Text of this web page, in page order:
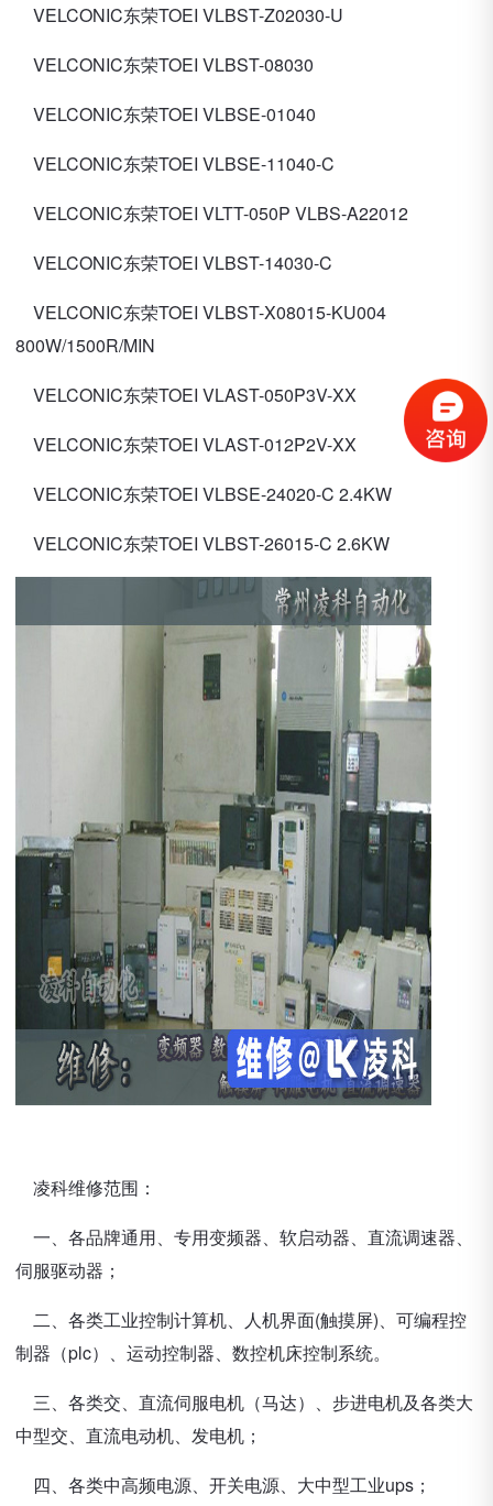
VELCONIC东荣TOEI VLBST-Z02030-U
VELCONIC东荣TOEI VLBST-08030
VELCONIC东荣TOEI VLBSE-01040
VELCONIC东荣TOEI VLBSE-11040-C
VELCONIC东荣TOEI VLTT-050P VLBS-A22012
VELCONIC东荣TOEI VLBST-14030-C
VELCONIC东荣TOEI VLBST-X08015-KU004
800W/1500R/MIN
VELCONIC东荣TOEI VLAST-050P3V-XX
VELCONIC东荣TOEI VLAST-012P2V-XX
VELCONIC东荣TOEI VLBSE-24020-C 2.4KW
VELCONIC东荣TOEI VLBST-26015-C 2.6KW
凌科维修范围：
一、各品牌通用、专用变频器、软启动器、直流调速器、
伺服驱动器；
二、各类工业控制计算机、人机界面(触摸屏)、可编程控
制器（plc）、运动控制器、数控机床控制系统。
三、各类交、直流伺服电机（马达）、步进电机及各类大
中型交、直流电动机、发电机；
四、各类中高频电源、开关电源、大中型工业ups；